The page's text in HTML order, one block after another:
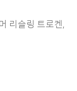
리슬링 트로켄,